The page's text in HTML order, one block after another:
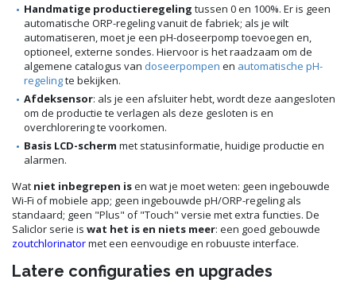
Handmatige productieregeling tussen 0 en 100%. Er is geen
automatische ORP-regeling vanuit de fabriek; als je wilt
automatiseren, moet je een pH-doseerpomp toevoegen en,
optioneel, externe sondes. Hiervoor is het raadzaam om de
algemene catalogus van doseerpompen en automatische pH-
regelingte bekijken.
Afdeksensor: als je een afsluiter hebt, wordt deze aangesloten
om de productie te verlagen als deze gesloten is en
overchlorering te voorkomen.
Basis LCD-scherm met statusinformatie, huidige productie en
alarmen.
Wat niet inbegrepen isen wat je moet weten: geen ingebouwde
Wi-Fi of mobiele app; geen ingebouwde pH/ORP-regeling als
standaard; geen "Plus" of "Touch" versie met extra functies. De
Saliclor serie is wat het is en niets meer: een goed gebouwde
zoutchlorinatormet een eenvoudige en robuuste interface.
Latere configuraties en upgrades